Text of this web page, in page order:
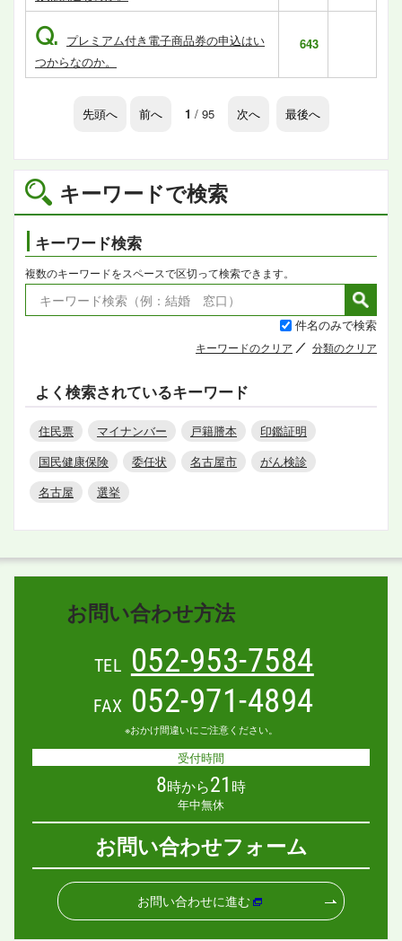
キーワードで検索
キーワード検索
複数のキーワードをスペースで区切って検索できます。
件名のみで検索
キーワードのクリア 分類のクリア
よく検索されているキーワード
住民票 マイナンバー 戸籍謄本
印鑑証明
国民健康保険
委任状 名古屋市
がん検診
名古屋
選挙
Q. プレミアム付き電子商品券の申込はい
つからなのか。
643
先頭へ 前へ 1 / 95 次へ 最後へ
お問い合わせ方法
TEL 052-953-7584
FAX 052-971-4894
※おかけ間違いにご注意ください。
受付時間
8時から21 時
年中無休
お問い合わせフォーム
お問い合わせに進む